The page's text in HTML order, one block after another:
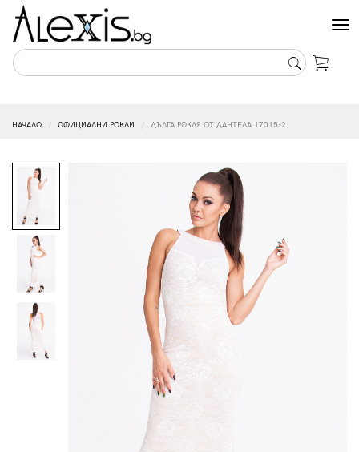
НАЧАЛО ОФИЦИАЛНИ РОКЛИ ДЪЛГА РОКЛЯ ОТ ДАНТЕЛА 17015-2